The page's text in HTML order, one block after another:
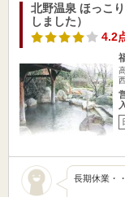
北野温泉 ほっこ
しました）
4.2
長期休業・